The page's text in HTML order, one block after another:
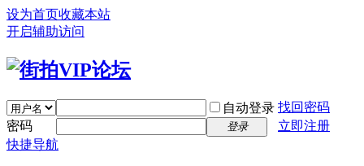
设为首页收藏本站
开启辅助访问
自动登录 找回密码
密码
登录
立即注册
快捷导航